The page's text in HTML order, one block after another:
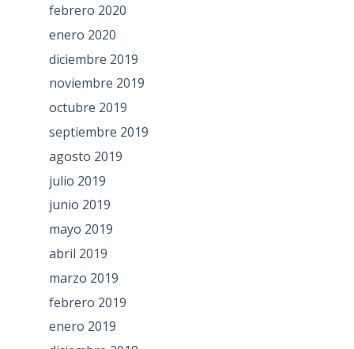
febrero 2020
enero 2020
diciembre 2019
noviembre 2019
octubre 2019
septiembre 2019
agosto 2019
julio 2019
junio 2019
mayo 2019
abril 2019
marzo 2019
febrero 2019
enero 2019